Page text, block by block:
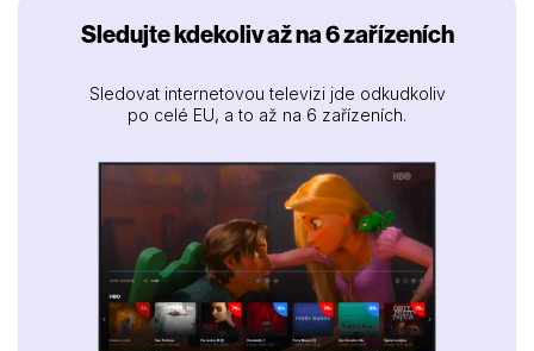
Sledujte kdekoliv až na 6 zařízeních
Sledovat internetovou televizi jde odkudkoliv
po celé EU, a to až na 6 zařízeních.